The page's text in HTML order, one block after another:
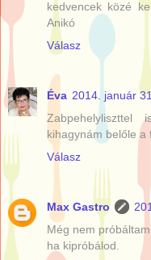
kedvencek közé
Anikó
Válasz
Éva 2014. január
kihagynám belőle a
Válasz
Max Gastro
Még nem
ha kipróbálod.